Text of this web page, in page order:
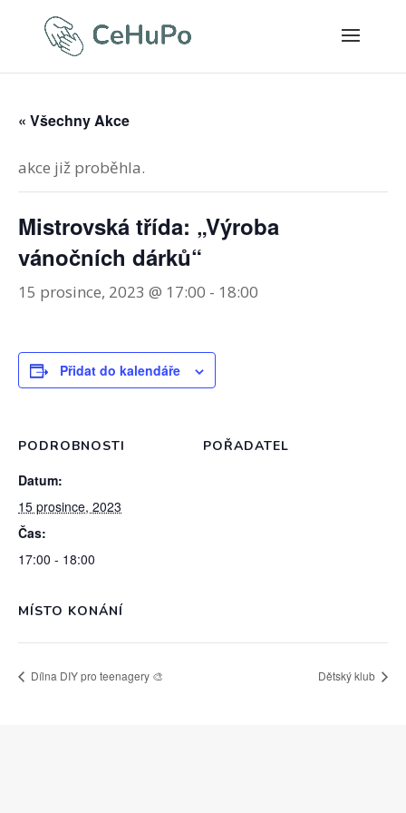
« Všechny Akce
akce již proběhla.
Mistrovská třída: „Výroba
vánočních dárků“
15 prosince, 2023 @ 17:00 - 18:00
Přidat do kalendáře
PODROBNOSTI
Datum:
15 prosince, 2023
Čas:
17:00 - 18:00
POŘADATEL
MÍSTO KONÁNÍ
Dílna DIY pro teenagery 🎨 Dětský klub